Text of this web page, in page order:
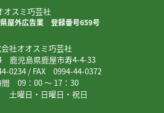
屋外広告業 登録番号659号
社オオスミ巧芸社
鹿児島県鹿屋市寿4-4-33
0234 / FAX 0994-44-0372
間 09：00 ～ 17：30
曜日・日曜日・祝日